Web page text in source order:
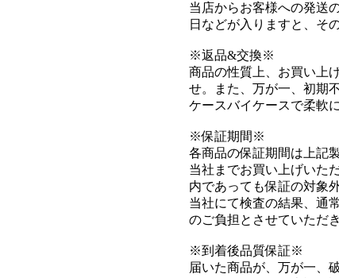
当店からお客様への発送
日などが入りますと、そ
※返品&交換※
商品の性質上、お買い上
せ。また、万が一、初期
ケースバイケースで柔軟
※保証期間※
各商品の保証期間は上記
当社までお買い上げいた
内であっても保証の対象
当社にて検査の結果、通
のご負担とさせていただ
※到着後品質保証※
届いた商品が、万が一、